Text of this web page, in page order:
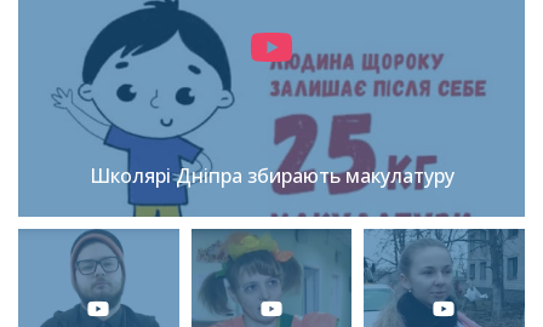
Школярі Дніпра збирають макулатуру